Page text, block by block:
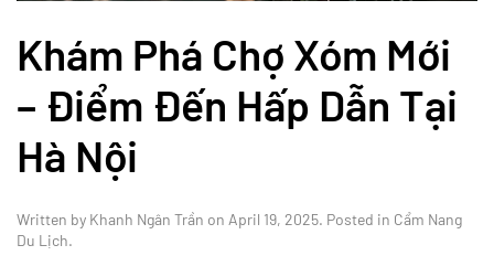
Khám Phá Chợ Xóm Mới
– Điểm Đến Hấp Dẫn Tại
Hà Nội
Written by Khanh Ngân Trần on April 19, 2025. Posted in Cẩm Nang
Du Lịch.